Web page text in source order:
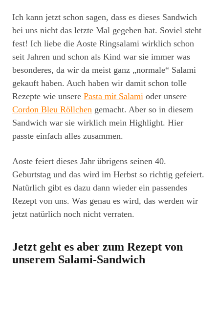
Ich kann jetzt schon sagen, dass es dieses Sandwich
bei uns nicht das letzte Mal gegeben hat. Soviel steht
fest! Ich liebe die Aoste Ringsalami wirklich schon
seit Jahren und schon als Kind war sie immer was
besonderes, da wir da meist ganz „normale“ Salami
gekauft haben. Auch haben wir damit schon tolle
Rezepte wie unsere Pasta mit Salami oder unsere
Cordon Bleu Röllchen gemacht. Aber so in diesem
Sandwich war sie wirklich mein Highlight. Hier
passte einfach alles zusammen.
Aoste feiert dieses Jahr übrigens seinen 40.
Geburtstag und das wird im Herbst so richtig gefeiert.
Natürlich gibt es dazu dann wieder ein passendes
Rezept von uns. Was genau es wird, das werden wir
jetzt natürlich noch nicht verraten.
Jetzt geht es aber zum Rezept von
unserem Salami-Sandwich